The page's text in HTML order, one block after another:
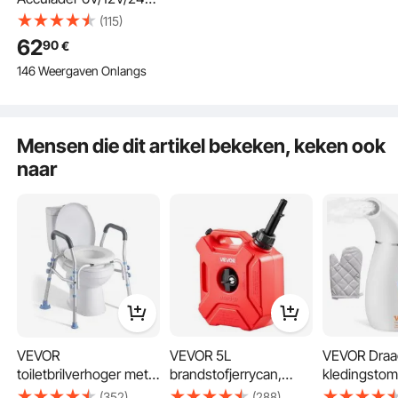
intelligente lader voor
loodzuur- en lithium-
LiFePO4-accu's, met
7-traps laad- en
(115)
6290€
146 Weergaven Onlangs
Mensen die dit artikel bekeken, keken ook
naar
VEVOR
toiletbrilverhoger met
armleuningen, een
VEVOR 5L
brandstofjerrycan,
benzinejerrycan met
VEVOR